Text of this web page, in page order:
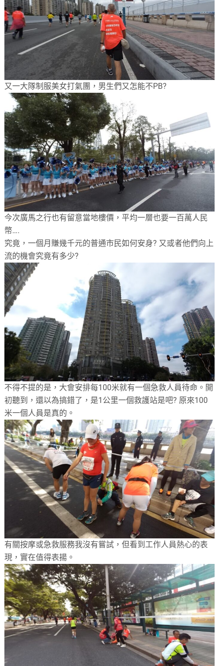
又一大隊制服美女打氣團，男生們又怎能不PB?
今次廣馬之行也有留意當地樓價，平均一層也要一百萬人民
幣….
究竟，一個月賺幾千元的普通市民如何安身? 又或者他們向上
流的機會究竟有多少?
不得不提的是，大會安排每100米就有一個急救人員待命。開
初聽到，還以為搞錯了，是1公里一個救護站是吧? 原來100
米一個人員是真的。
有關按摩或急救服務我沒有嘗試，但看到工作人員熱心的表
現，實在值得表揚。